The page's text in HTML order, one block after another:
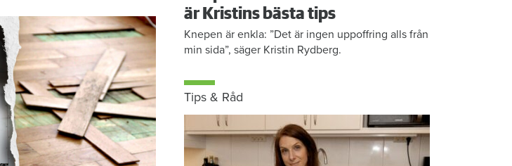
är Kristins bästa tips
Knepen är enkla: ”Det är ingen uppoffring alls från
min sida”, säger Kristin Rydberg.
Tips & Råd